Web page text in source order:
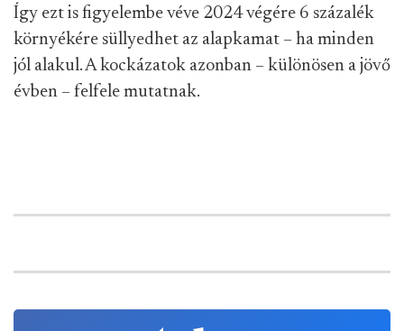
Így ezt is figyelembe véve 2024 végére 6 százalék
környékére süllyedhet az alapkamat – ha minden
jól alakul. A kockázatok azonban – különösen a jövő
évben – felfele mutatnak.